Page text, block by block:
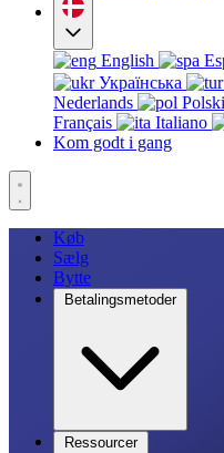
English
Українська
Nederlands
Polski
Français
Italiano
Kom godt i gang
Køb
Sælg
Bytte
Betalingsmetoder
Ressourcer